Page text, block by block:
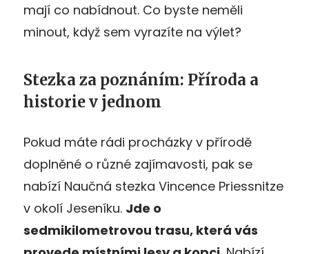
mají co nabídnout. Co byste neměli
minout, když sem vyrazíte na výlet?
Stezka za poznáním: Příroda a
historie v jednom
Pokud máte rádi procházky v přírodě
doplněné o různé zajímavosti, pak se
nabízí Naučná stezka Vincence Priessnitze
v okolí Jeseníku. Jde o
sedmikilometrovou trasu, která vás